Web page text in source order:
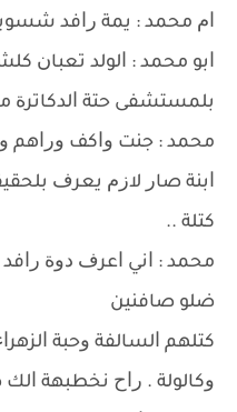
ﺍﻡ ﻣﺤﻤﺪ : ﻳﻤﺔ ﺭﺍﻓﺪ
ﺑﻠﻤﺴﺘﺸﻔﻰ ﺣﺘﺔ ﺍﻟﺪﻛﺎﺗﺮﺓ
ﻣﺤﻤﺪ : ﺟﻨﺖ ﻭﺍﻛﻒ ﻭﺭﺍﻫﻢ
ﺍﺑﻨﺔ ﺻﺎﺭ ﻻﺯﻡ ﻳﻌﺮﻑ
ﻛﺘﻠﺔ ..
ﻣﺤﻤﺪ : ﺍﻧﻲ ﺍﻋﺮﻑ ﺩﻭﺓ
ﺿﻠﻮ ﺻﺎﻓﻨﻴﻦ
ﻛﺘﻠﻬﻢ ﺍﻟﺴﺎﻟﻔﺔ ﻭﺣﺒﺔ
ﻭﻛﺎﻟﻮﻟﺔ . ﺭﺍﺡ ﻧﺨﻄﺒﻬﺔ